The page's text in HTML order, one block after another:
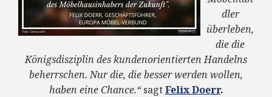
dler
überleben,
die die
Königsdisziplin des kundenorientierten Handelns
beherrschen. Nur die, die besser werden wollen,
haben eine Chance.“sagtFelix Doerr.